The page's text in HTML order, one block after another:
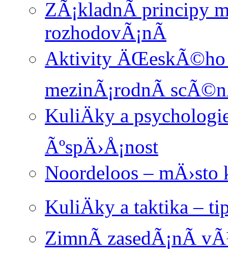
ZÃ¡kladnÃ­ principy
rozhodovÃ¡nÃ­
Aktivity ÄŒeskÃ©ho
mezinÃ¡rodnÃ­
KuliÄky a
ÃºspÄ›Å¡nost
Noordeloos –
KuliÄky a taktika –
ZimnÃ­ zasedÃ¡nÃ­